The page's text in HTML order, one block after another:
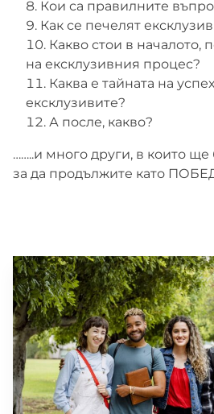
Кои са правилните
Как се печелят
Какво стои в началото,
на ексклузивния процес?
Каква е тайната на
ексклузивите?
А после, какво?
……..и много други, в които
за да продължите като